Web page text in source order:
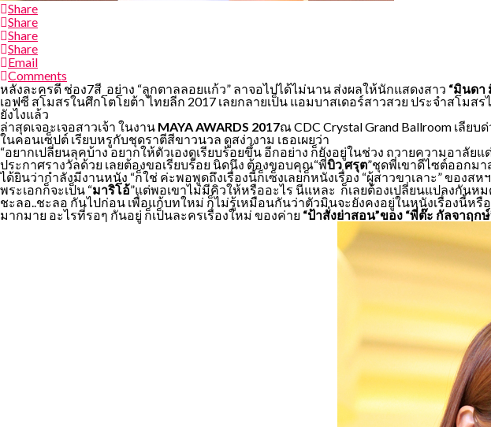
Share
Share
Share
Share
Email
Comments
หลังละครดี ช่อง7สี อย่าง “ลูกตาลลอยแก้ว” ลาจอไปได้ไม่นาน ส่งผลให้นักแสดงสาว “มินดา
เอฟซี สโมสรในศึกโตโยต้า ไทยลีก 2017 เลยกลายเป็น แอมบาสเดอร์สาวสวย ประจำสโม
ยังไงแล้ว
ล่าสุดเจอะเจอสาวเจ้า ในงาน MAYA AWARDS 2017ณ CDC Crystal Grand Ballroom เลีย
ในคอนเซ็ปต์ เรียบหรูกับชุดราตีสีขาวนวล ดูสง่างาม เธอเผยว่า
“อยากเปลี่ยนลุคบ้าง อยากให้ตัวเองดูเรียบร้อยขึ้น อีกอย่าง ก็ยังอยู่ในช่วง ถวายความอา
ประกาศรางวัลด้วย เลยต้องขอเรียบร้อย นิดนึง ต้องขอบคุณ“พี่บิว ศรุต”ชุดพี่เขาดีไซต์ออกมา
ได้ยินว่ากำลังมีงานหนัง “ก็ใช่ ค่ะพอพูดถึงเรื่องนี้ก็เซ็งเลยก็หนังเรื่อง “ผู้สาวขาเลาะ” ข
พระเอกก็จะเป็น “มาริโอ้”แต่พอเขาไม่มีคิวให้หรืออะไร นีแหละ ก็เลยต้องเปลี่ยนแปลงกันห
ชะลอ..ชะลอ กันไปก่อน เพื่อแก้บทใหม่ ก็ไม่รู้เหมือนกันว่าตัวมินจะยังคงอยู่ในหนังเรื่องนี้ห
มากมาย อะไรที่รอๆ กันอยู่ ก็เป็นละครเรื่องใหม่ ของค่าย “ป้าสั่งย่าสอน”ของ “พี่ต๊ะ กัลจาฤกษ์